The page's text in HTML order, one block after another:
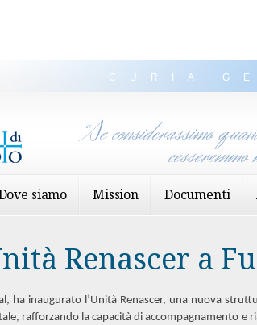
siamo Mission Documenti
CURIA
“Se considerassimo
Renascer a
ha inaugurato l’Unità Renascer, una nuova
rafforzando la capacità di accompagnamento e